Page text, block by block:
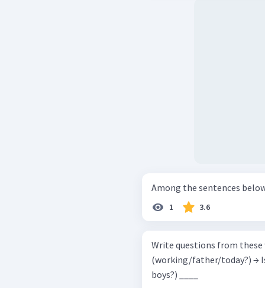
Among the sentences
1 3.6
Write questions from these
(working/father/today?) → Is father
boys?) ____